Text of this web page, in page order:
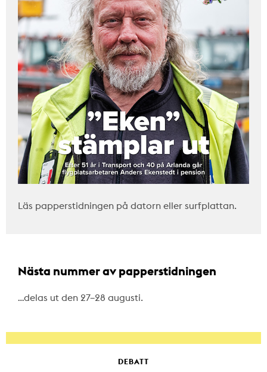
Läs papperstidningen på datorn eller surfplattan.
Nästa nummer av papperstidningen
…delas ut den 27–28 augusti.
DEBATT